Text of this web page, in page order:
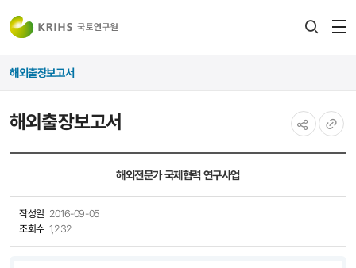
해외출장보고서
해외출장보고서
해외전문가 국제협력 연구사업
작성일 2016-09-05
조회수 1,232